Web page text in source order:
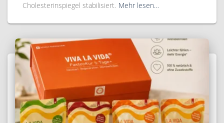
Cholesterinspiegel stabilisiert. Mehr lesen…